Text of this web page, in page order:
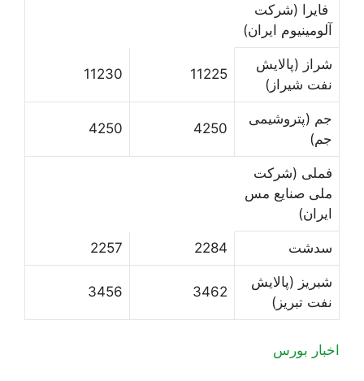
فایرا (شرکت
آلومینیوم ایران)
شراز (پالایش
نفت شیراز)
11225
11230
جم (پتروشیمی
جم)
4250
4250
فملی (شرکت
ملی صنایع مس
ایران)
سدشت 2284
2257
شبریز (پالایش
نفت تبریز)
3462
3456
اخبار بورس